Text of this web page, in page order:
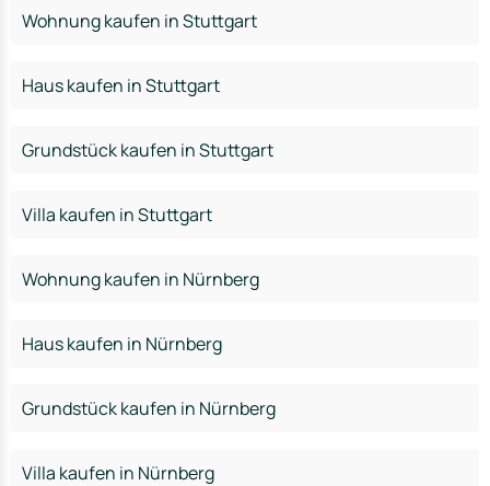
Wohnung kaufen in Stuttgart
Haus kaufen in Stuttgart
Grundstück kaufen in Stuttgart
Villa kaufen in Stuttgart
Wohnung kaufen in Nürnberg
Haus kaufen in Nürnberg
Grundstück kaufen in Nürnberg
Villa kaufen in Nürnberg